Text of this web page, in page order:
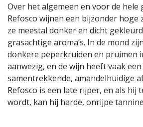
Over het algemeen en voor de hele
Refosco wijnen een bijzonder hoge
ze meestal donker en dicht
grasachtige aroma’s. In de mond
donkere peperkruiden en pruimen
aanwezig, en de wijn heeft vaak
samentrekkende, amandelhuidige
Refosco is een late rijper, en als hij
wordt, kan hij harde, onrijpe